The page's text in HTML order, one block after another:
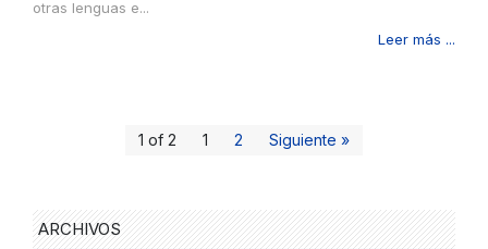
otras lenguas e...
Leer más ...
1 of 2 1 2 Siguiente »
ARCHIVOS